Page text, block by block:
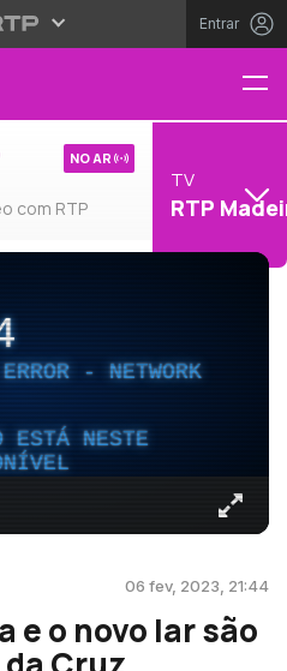
Entrar
com RTP
NO AR
TV
RTP
- NETWORK
ESTÁ NESTE
06 fev, 2023, 21:44
e o novo lar são